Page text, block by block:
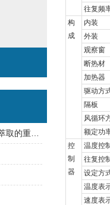
往复频
构
成
内装
外装
观察窗
断热材
加热器
驱动方
隔板
风循环
额定功
控
制
器
温度控
往复控
设定方
温度表
速度表